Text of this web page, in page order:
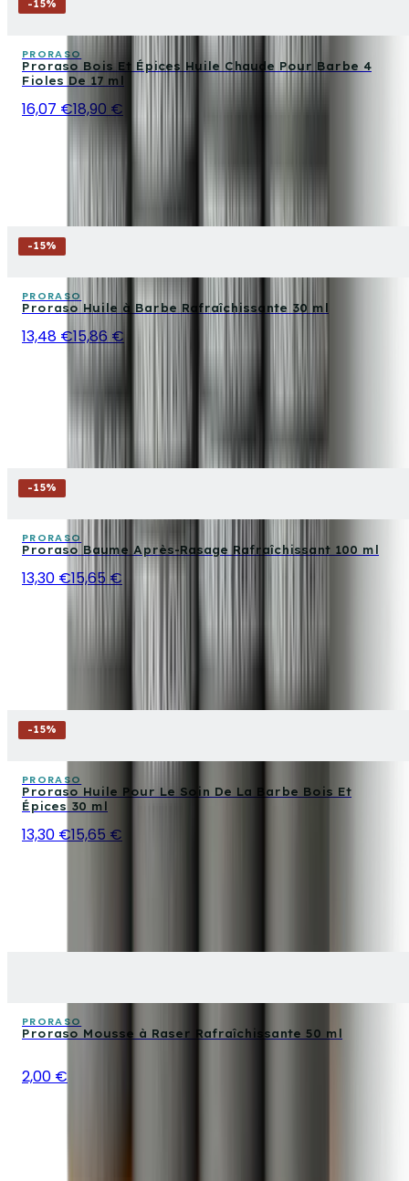
-15%
PRORASO
Proraso Bois Et Épices Huile Chaude Pour Barbe 4
Fioles De 17 ml
16,07 €18,90 €
-15%
PRORASO
Proraso Huile à Barbe Rafraîchissante 30 ml
13,48 €15,86 €
-15%
PRORASO
Proraso Baume Après-Rasage Rafraîchissant 100 ml
13,30 €15,65 €
-15%
PRORASO
Proraso Huile Pour Le Soin De La Barbe Bois Et
Épices 30 ml
13,30 €15,65 €
PRORASO
Proraso Mousse à Raser Rafraîchissante 50 ml
2,00 €